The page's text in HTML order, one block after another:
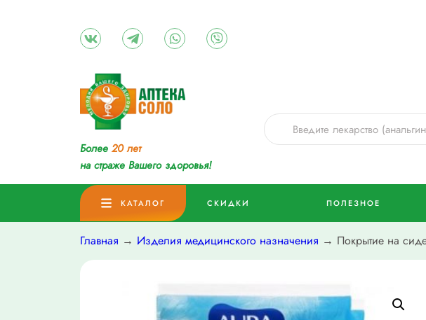
Более 20 лет
на страже Вашего здоровья!
КАТАЛОГ СКИДКИ ПОЛЕЗНОЕ
Главная → Изделия медицинского назначения → Покрытие на